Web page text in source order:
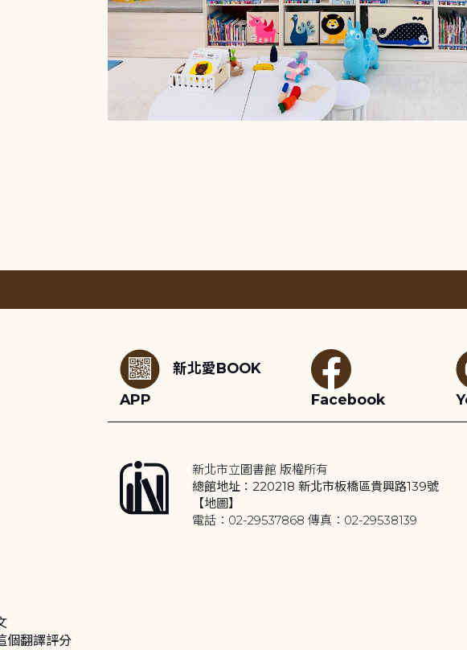
新北愛BOOK
APP
Facebook
新北市立圖書館 版權所有
總館地址：220218 新北市板橋區貴興路139號
【地圖】
電話：02-29537868 傳真：02-29538139
個翻譯評分